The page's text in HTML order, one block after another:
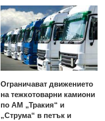
Ограничават движението
на тежкотоварни камиони
по АМ „Тракия“ и
„Струма“ в петък и